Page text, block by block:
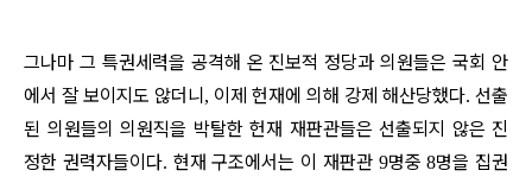
그나마 그 특권세력을 공격해 온 진보적 정당과 의원들은 국회 안
에서 잘 보이지도 않더니, 이제 헌재에 의해 강제 해산당했다. 선출
된 의원들의 의원직을 박탈한 헌재 재판관들은 선출되지 않은 진
정한 권력자들이다. 현재 구조에서는 이 재판관 9명중8명을 집권